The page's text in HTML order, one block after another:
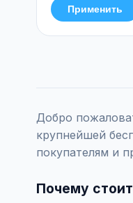
Применить
Добро
крупнейшей
покупателям и
Почему